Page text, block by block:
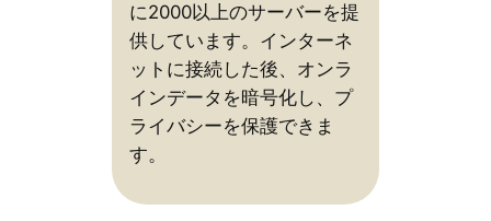
に2000以上のサーバーを提
供しています。インターネ
ットに接続した後、オンラ
インデータを暗号化し、プ
ライバシーを保護できま
す。